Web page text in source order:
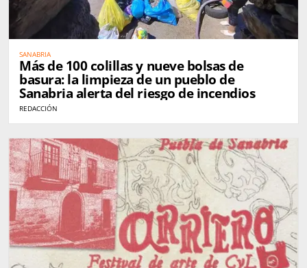
SANABRIA
Más de 100 colillas y nueve bolsas de
basura: la limpieza de un pueblo de
Sanabria alerta del riesgo de incendios
REDACCIÓN